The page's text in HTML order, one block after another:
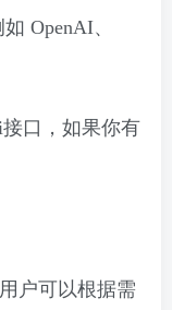
OpenAI、
口，如果你有
户可以根据需